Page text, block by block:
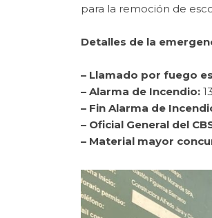
para la remoción de
Detalles de la
– Llamado por fuego
– Alarma de Incendio:
– Fin Alarma de
– Oficial General del
– Material mayor